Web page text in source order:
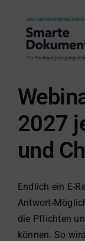
2027
und
Endlich ein E-
Antwort-
die Pflichten
können. So